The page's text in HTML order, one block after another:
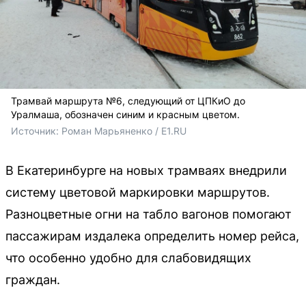
Трамвай маршрута №6, следующий от ЦПКиО до
Уралмаша, обозначен синим и красным цветом.
Источник: Роман Марьяненко / E1.RU
В Екатеринбурге на новых трамваях внедрили
систему цветовой маркировки маршрутов.
Разноцветные огни на табло вагонов помогают
пассажирам издалека определить номер рейса,
что особенно удобно для слабовидящих
граждан.